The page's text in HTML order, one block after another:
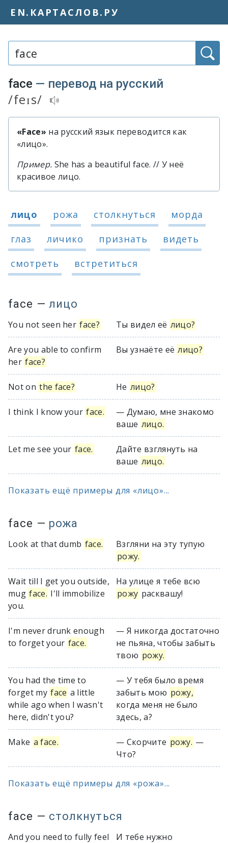
EN.КАРТАСЛОВ.РУ
face — перевод на русский
Транскрипция и
/feɪs/
Быстрый перевод слова «face»
«Face» на русский язык переводится как
«лицо».
Пример. She has a beautiful face. // У неё
красивое лицо.
Варианты перевода слова «face»
лицо рожа столкнуться
морда
глаз
личико признать
видеть
смотреть
встретиться
face — лицо
You not seen her face? Ты видел её лицо?
Are you able to confirm
her face?
Вы узнаёте её лицо?
Not on the face? Не лицо?
I think I know your face.
— Думаю, мне знакомо
ваше лицо.
Let me see your face.
Дайте взглянуть на
ваше лицо.
Показать ещё примеры для «лицо»...
face — рожа
Look at that dumb face.
Взгляни на эту тупую
рожу.
Wait till I get you outside,
mug face. I'll immobilize
you.
На улице я тебе всю
рожу расквашу!
I'm never drunk enough
to forget your face.
— Я никогда достаточно
не пьяна, чтобы забыть
твою рожу.
You had the time to
forget my face a little
while ago when I wasn't
here, didn't you?
— У тебя было время
забыть мою рожу,
когда меня не было
здесь, а?
Make a face. — Скорчите рожу. —
Что?
Показать ещё примеры для «рожа»...
face — столкнуться
And you need to fully feel
И тебе нужно